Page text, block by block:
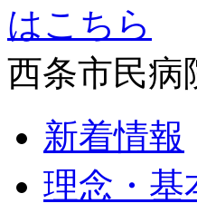
西条市民病
新着情報
理念・基